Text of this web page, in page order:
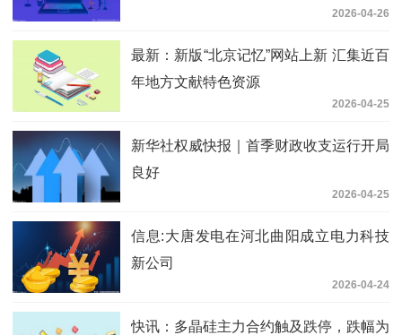
2026-04-26
最新：新版“北京记忆”网站上新 汇集近百
年地方文献特色资源
2026-04-25
新华社权威快报｜首季财政收支运行开局
良好
2026-04-25
信息:大唐发电在河北曲阳成立电力科技
新公司
2026-04-24
快讯：多晶硅主力合约触及跌停，跌幅为